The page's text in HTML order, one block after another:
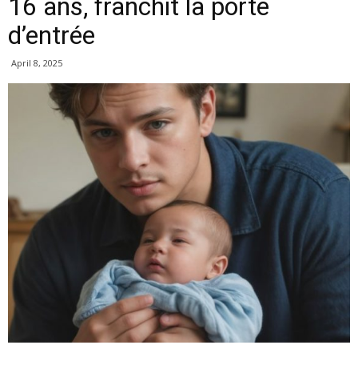
16 ans, franchit la porte
d’entrée
April 8, 2025